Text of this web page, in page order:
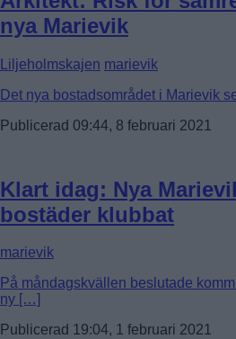
nya Marievik
Liljeholmskajen marievik
Det nya bostadsområdet i Marievik
Publicerad 09:44, 8 februari 2021
Klart idag: Nya
bostäder klubbat
marievik
På måndagskvällen beslutade
ny […]
Publicerad 19:04, 1 februari 2021